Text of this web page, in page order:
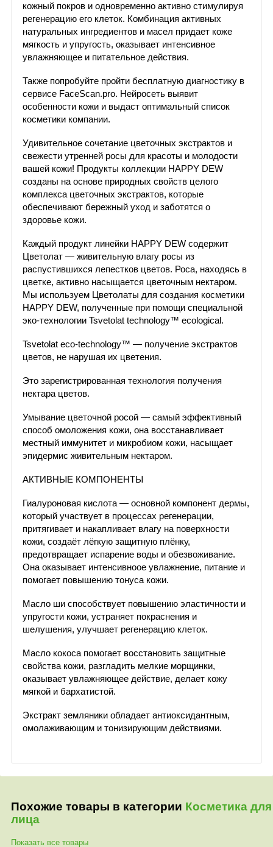
кожный покров и одновременно активно стимулируя
регенерацию его клеток. Комбинация активных
натуральных ингредиентов и масел придает коже
мягкость и упругость, оказывает интенсивное
увлажняющее и питательное действия.
Также попробуйте пройти бесплатную диагностику в
сервисе FaceScan.pro. Нейросеть выявит
особенности кожи и выдаст оптимальный список
косметики компании.
Удивительное сочетание цветочных экстрактов и
свежести утренней росы для красоты и молодости
вашей кожи! Продукты коллекции HAPPY DEW
созданы на основе природных свойств целого
комплекса цветочных экстрактов, которые
обеспечивают бережный уход и заботятся о
здоровье кожи.
Каждый продукт линейки HAPPY DEW содержит
Цветолат — живительную влагу росы из
распустившихся лепестков цветов. Роса, находясь в
цветке, активно насыщается цветочным нектаром.
Мы используем Цветолаты для создания косметики
HAPPY DEW, полученные при помощи специальной
эко-технологии Tsvetolat technology™ ecological.
Tsvetolat eco-technology™ — получение экстрактов
цветов, не нарушая их цветения.
Это зарегистрированная технология получения
нектара цветов.
Умывание цветочной росой — самый эффективный
способ омоложения кожи, она восстанавливает
местный иммунитет и микробиом кожи, насыщает
эпидермис живительным нектаром.
АКТИВНЫЕ КОМПОНЕНТЫ
Гиалуроновая кислота — основной компонент дермы,
который участвует в процессах регенерации,
притягивает и накапливает влагу на поверхности
кожи, создаёт лёгкую защитную плёнку,
предотвращает испарение воды и обезвоживание.
Она оказывает интенсивноое увлажнение, питание и
помогает повышению тонуса кожи.
Масло ши способствует повышению эластичности и
упругости кожи, устраняет покраснения и
шелушения, улучшает регенерацию клеток.
Масло кокоса помогает восстановить защитные
свойства кожи, разгладить мелкие морщинки,
оказывает увлажняющее действие, делает кожу
мягкой и бархатистой.
Экстракт земляники обладает антиоксидантным,
омолаживающим и тонизирующим действиями.
Похожие товары в категории Косметика для
лица
Показать все товары